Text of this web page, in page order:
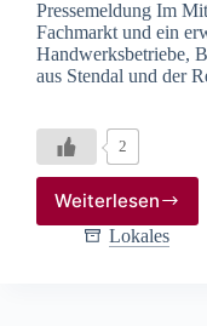
Pressemeldung Im
Fachmarkt und ein
Handwerksbetriebe,
aus Stendal und der
2
Weiterlesen
Raab
Karcher
Lokales